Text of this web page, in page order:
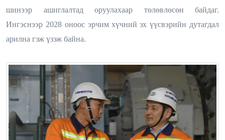
шинээр ашиглалтад оруулахаар төлөвлөсөн байдаг.
Ингэснээр 2028 оноос эрчим хүчний эх үүсвэрийн дутагдал
арилна гэж үзэж байна.